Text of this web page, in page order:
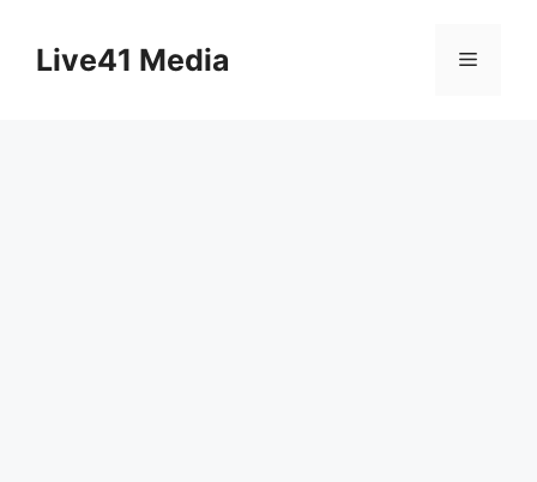
contentLive41 Media Menu